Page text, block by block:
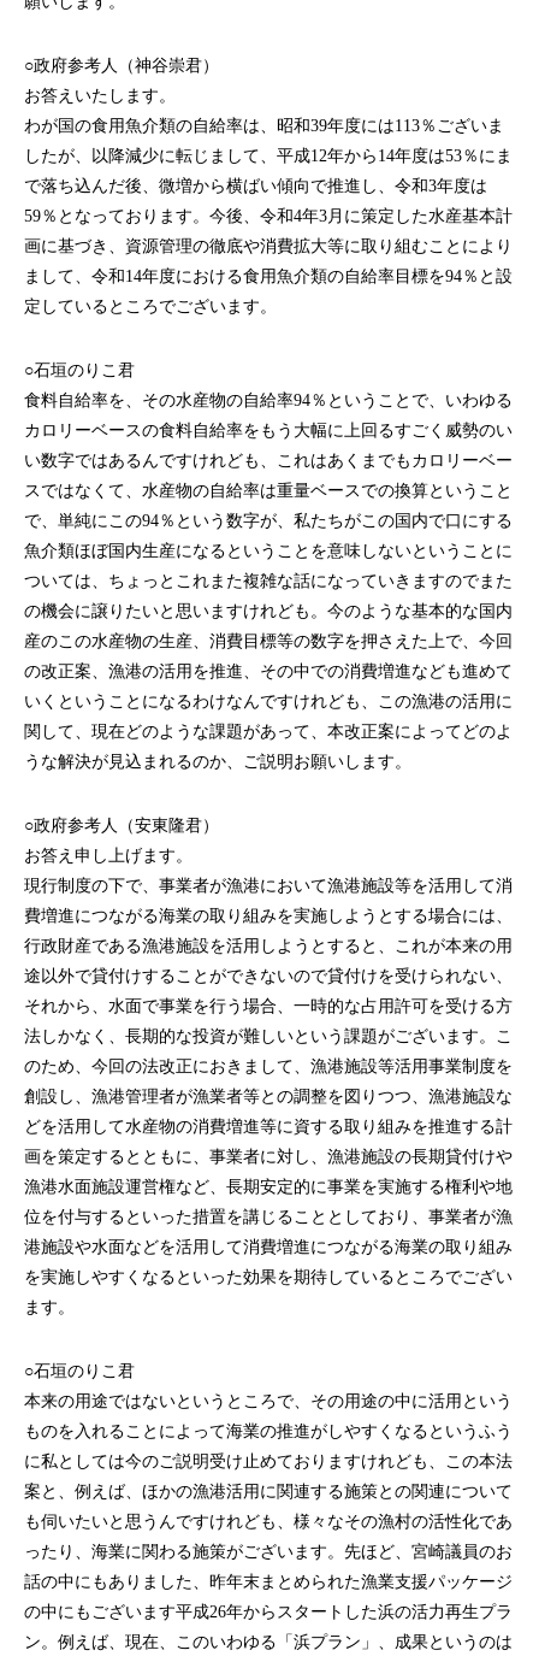
○政府参考人（神谷崇君）
お答えいたします。
わが国の食用魚介類の自給率は、昭和39年度には113％ございま
したが、以降減少に転じまして、平成12年から14年度は53％にま
で落ち込んだ後、微増から横ばい傾向で推進し、令和3年度は
59％となっております。今後、令和4年3月に策定した水産基本計
画に基づき、資源管理の徹底や消費拡大等に取り組むことにより
まして、令和14年度における食用魚介類の自給率目標を94％と設
定しているところでございます。
○石垣のりこ君
食料自給率を、その水産物の自給率94％ということで、いわゆる
カロリーベースの食料自給率をもう大幅に上回るすごく威勢のい
い数字ではあるんですけれども、これはあくまでもカロリーベー
スではなくて、水産物の自給率は重量ベースでの換算ということ
で、単純にこの94％という数字が、私たちがこの国内で口にする
魚介類ほぼ国内生産になるということを意味しないということに
ついては、ちょっとこれまた複雑な話になっていきますのでまた
の機会に譲りたいと思いますけれども。今のような基本的な国内
産のこの水産物の生産、消費目標等の数字を押さえた上で、今回
の改正案、漁港の活用を推進、その中での消費増進なども進めて
いくということになるわけなんですけれども、この漁港の活用に
関して、現在どのような課題があって、本改正案によってどのよ
うな解決が見込まれるのか、ご説明お願いします。
○政府参考人（安東隆君）
お答え申し上げます。
現行制度の下で、事業者が漁港において漁港施設等を活用して消
費増進につながる海業の取り組みを実施しようとする場合には、
行政財産である漁港施設を活用しようとすると、これが本来の用
途以外で貸付けすることができないので貸付けを受けられない、
それから、水面で事業を行う場合、一時的な占用許可を受ける方
法しかなく、長期的な投資が難しいという課題がございます。こ
のため、今回の法改正におきまして、漁港施設等活用事業制度を
創設し、漁港管理者が漁業者等との調整を図りつつ、漁港施設な
どを活用して水産物の消費増進等に資する取り組みを推進する計
画を策定するとともに、事業者に対し、漁港施設の長期貸付けや
漁港水面施設運営権など、長期安定的に事業を実施する権利や地
位を付与するといった措置を講じることとしており、事業者が漁
港施設や水面などを活用して消費増進につながる海業の取り組み
を実施しやすくなるといった効果を期待しているところでござい
ます。
○石垣のりこ君
本来の用途ではないというところで、その用途の中に活用という
ものを入れることによって海業の推進がしやすくなるというふう
に私としては今のご説明受け止めておりますけれども、この本法
案と、例えば、ほかの漁港活用に関連する施策との関連について
も伺いたいと思うんですけれども、様々なその漁村の活性化であ
ったり、海業に関わる施策がございます。先ほど、宮崎議員のお
話の中にもありました、昨年末まとめられた漁業支援パッケージ
の中にもございます平成26年からスタートした浜の活力再生プラ
ン。例えば、現在、このいわゆる「浜プラン」、成果というのは